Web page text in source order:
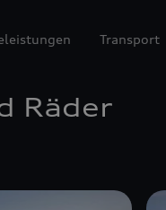
Transport
Räder